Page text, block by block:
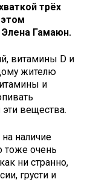
трёх
Элена Гамаюн.
витамины D и
жителю
и
вещества.
наличие
тоже очень
ни странно,
грусти и